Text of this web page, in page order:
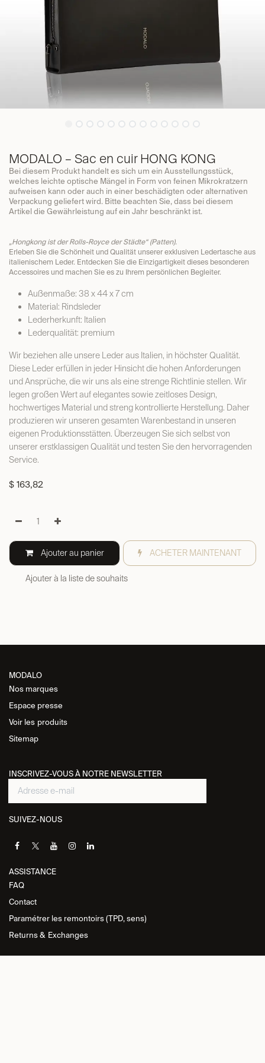
MODALO – Sac en cuir HONG KONG
Bei diesem Produkt handelt es sich um ein Ausstellungsstück,
welches leichte optische Mängel in Form von feinen Mikrokratzern
aufweisen kann oder auch in einer beschädigten oder alternativen
Verpackung geliefert wird. Bitte beachten Sie, dass bei diesem
Artikel die Gewährleistung auf ein Jahr beschränkt ist.
„Hongkong ist der Rolls-Royce der Städte“ (Patten).
Erleben Sie die Schönheit und Qualität unserer exklusiven Ledertasche aus
italienischem Leder. Entdecken Sie die Einzigartigkeit dieses besonderen
Accessoires und machen Sie es zu Ihrem persönlichen Begleiter.
Außenmaße: 38 x 44 x 7 cm
Material: Rindsleder
Lederherkunft: Italien
Lederqualität: premium
Wir beziehen alle unsere Leder aus Italien, in höchster Qualität.
Diese Leder erfüllen in jeder Hinsicht die hohen Anforderungen
und Ansprüche, die wir uns als eine strenge Richtlinie stellen. Wir
legen großen Wert auf elegantes sowie zeitloses Design,
hochwertiges Material und streng kontrollierte Herstellung. Daher
produzieren wir unseren gesamten Warenbestand in unseren
eigenen Produktionsstätten. Überzeugen Sie sich selbst von
unserer erstklassigen Qualität und testen Sie den hervorragenden
Service.
$ 163,82
Ajouter au panier ACHETER MAINTENANT
Ajouter à la liste de souhaits
MODALO
Nos marques
Espace presse
Voir les produits
Sitemap
INSCRIVEZ-VOUS À NOTRE NEWSLETTER
SUIVEZ-NOUS
ASSISTANCE​
FAQ
Contact
Paramétrer les remontoirs (TPD, sens)
Returns & Exchanges